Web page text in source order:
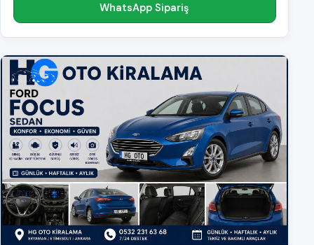
WhatsApp Sipariş